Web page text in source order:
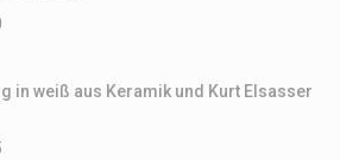
in weiß aus Keramik und Kurt Elsasser